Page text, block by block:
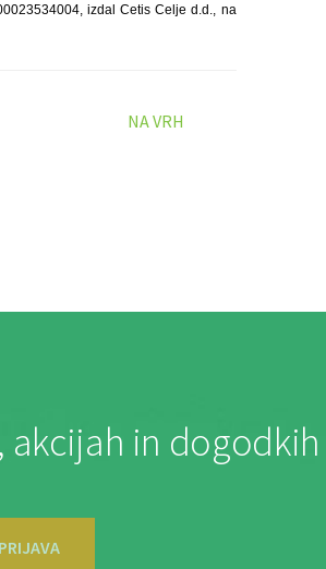
izdal Cetis Celje d.d., na
NA VRH
akcijah in dogodkih
PRIJAVA